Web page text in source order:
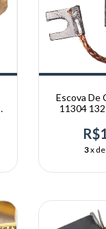
Escova De
11304
3x de